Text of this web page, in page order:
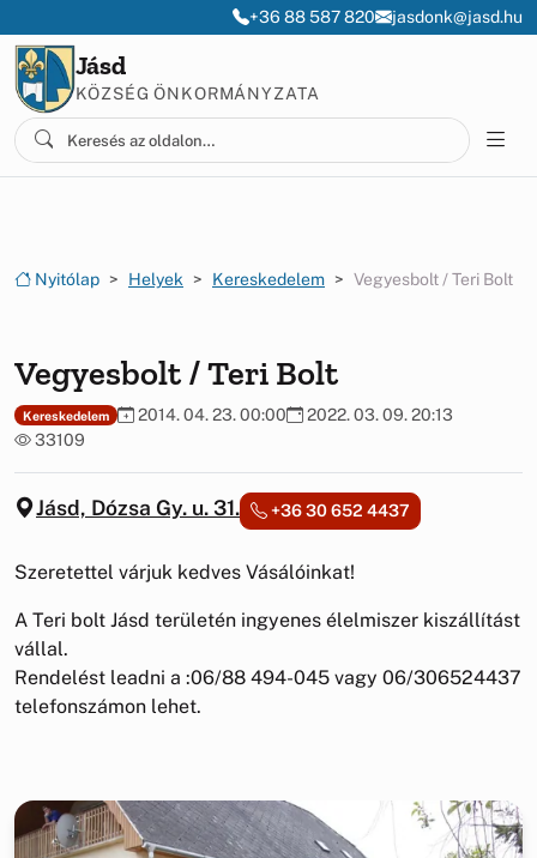
+36 88 587 820 jasdonk@jasd.hu
Jásd
KÖZSÉG ÖNKORMÁNYZATA
Nyitólap Helyek Kereskedelem Vegyesbolt / Teri Bolt
Vegyesbolt / Teri Bolt
Kereskedelem 2014. 04. 23. 00:00
2022. 03. 09. 20:13
33109
Jásd, Dózsa Gy. u. 31. +36 30 652 4437
Szeretettel várjuk kedves Vásálóinkat!
A Teri bolt Jásd területén ingyenes élelmiszer kiszállítást
vállal.
Rendelést leadni a :06/88 494-045 vagy 06/306524437
telefonszámon lehet.